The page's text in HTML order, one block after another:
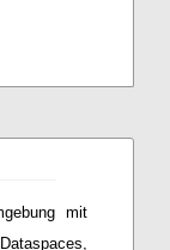
mit